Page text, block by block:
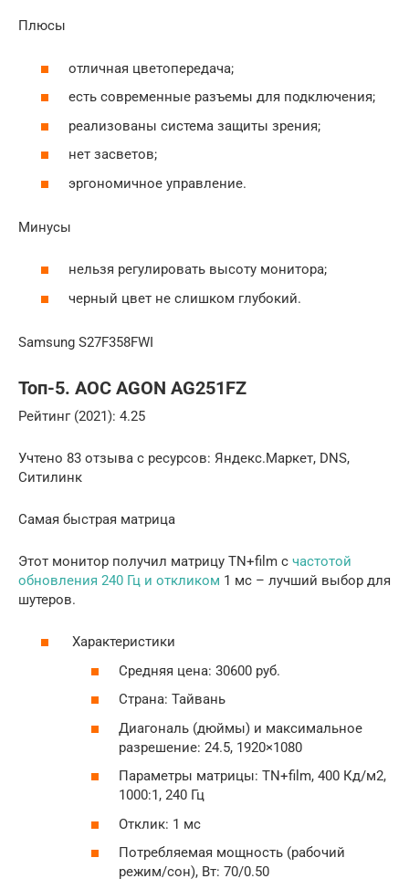
Плюсы
отличная цветопередача;
есть современные разъемы для подключения;
реализованы система защиты зрения;
нет засветов;
эргономичное управление.
Минусы
нельзя регулировать высоту монитора;
черный цвет не слишком глубокий.
Samsung S27F358FWI
Топ-5. AOC AGON AG251FZ
Рейтинг (2021): 4.25
Учтено 83 отзыва с ресурсов: Яндекс.Маркет, DNS,
Ситилинк
Самая быстрая матрица
Этот монитор получил матрицу TN+film с частотой
обновления 240 Гц и откликом 1 мс – лучший выбор для
шутеров.
Характеристики
Средняя цена: 30600 руб.
Страна: Тайвань
Диагональ (дюймы) и максимальное
разрешение: 24.5, 1920×1080
Параметры матрицы: TN+film, 400 Кд/м2,
1000:1, 240 Гц
Отклик: 1 мс
Потребляемая мощность (рабочий
режим/сон), Вт: 70/0.50